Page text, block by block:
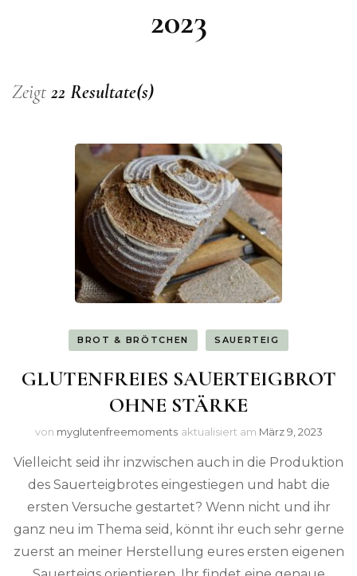
2023
Zeigt 22 Resultate(s)
BROT & BRÖTCHEN SAUERTEIG
GLUTENFREIES SAUERTEIGBROT
OHNE STÄRKE
von myglutenfreemoments aktualisiert am März 9, 2023
Vielleicht seid ihr inzwischen auch in die Produktion
des Sauerteigbrotes eingestiegen und habt die
ersten Versuche gestartet? Wenn nicht und ihr
ganz neu im Thema seid, könnt ihr euch sehr gerne
zuerst an meiner Herstellung eures ersten eigenen